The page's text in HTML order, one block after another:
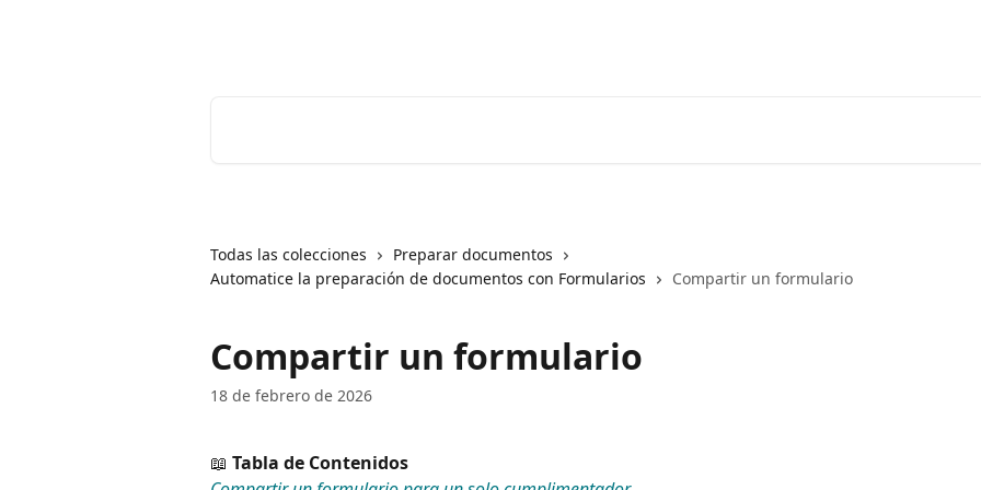
Todas las colecciones
Preparar documentos
Automatice la preparación de documentos con Formularios
Compartir un formulario
Compartir un formulario
18 de febrero de 2026
📖 Tabla de Contenidos